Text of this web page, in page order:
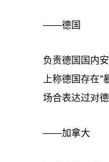
——德国
负责德国国内
上称德国存在
场合表达过对
——加拿大